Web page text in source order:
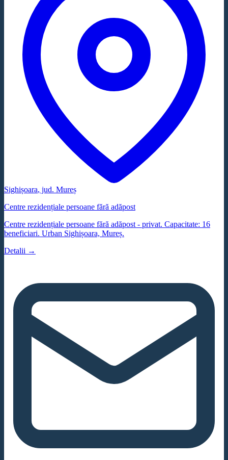
Sighișoara, jud. Mureș
Centre rezidențiale persoane fără adăpost
Centre rezidențiale persoane fără adăpost - privat. Capacitate: 16
beneficiari. Urban Sighișoara, Mureș.
Detalii →